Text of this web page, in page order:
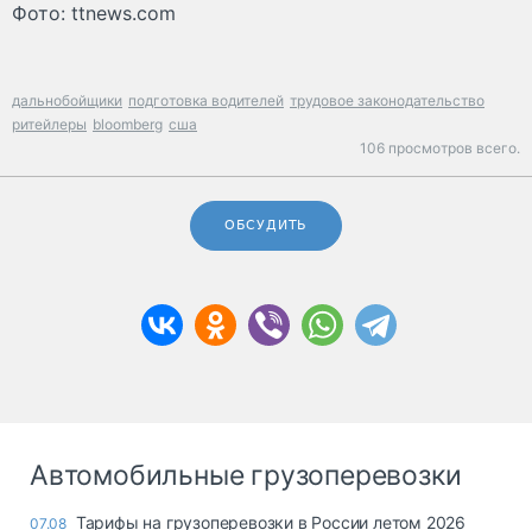
Фото: ttnews.com
дальнобойщики подготовка водителей трудовое законодательство
ритейлеры bloomberg сша
106 просмотров всего.
ОБСУДИТЬ
Автомобильные грузоперевозки
07.08 Тарифы на грузоперевозки в России летом 2026